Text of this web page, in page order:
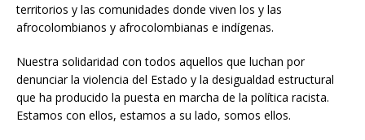
territorios y las comunidades donde viven los y las
afrocolombianos y afrocolombianas e indígenas.
Nuestra solidaridad con todos aquellos que luchan por
denunciar la violencia del Estado y la desigualdad estructural
que ha producido la puesta en marcha de la política racista.
Estamos con ellos, estamos a su lado, somos ellos.